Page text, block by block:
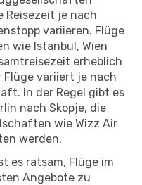
Reisezeit je nach
variieren. Flüge
wie Istanbul, Wien
erheblich
Flüge variiert je nach
In der Regel gibt es
nach Skopje, die
wie Wizz Air
werden.
es ratsam, Flüge im
Angebote zu